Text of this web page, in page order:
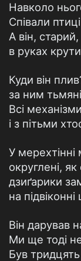
Навколо
Співали
А він,
в руках
Куди він
за ним
Всі
і з пітьми
У мерехтінні
округлені,
дзиґарики
на
Він дарував
Ми ще тоді
Був